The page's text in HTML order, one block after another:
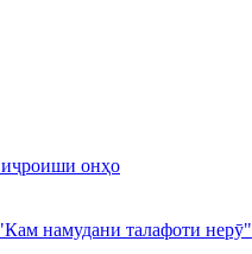
иҷроиши онҳо
намудани талафоти нерӯ"